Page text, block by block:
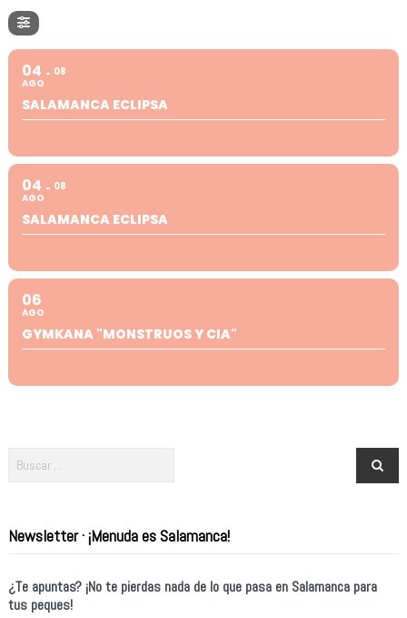
04
AGO
08
SALAMANCA ECLIPSA
04
AGO
08
SALAMANCA ECLIPSA
06
AGO
GYMKANA "MONSTRUOS Y CIA"
Newsletter · ¡Menuda es Salamanca!
¿Te apuntas? ¡No te pierdas nada de lo que pasa en Salamanca para
tus peques!